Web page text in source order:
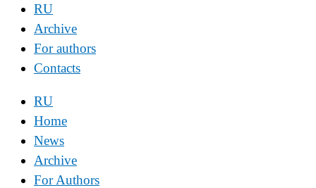
RU
Archive
For authors
Contacts
RU
Home
News
Archive
For Authors